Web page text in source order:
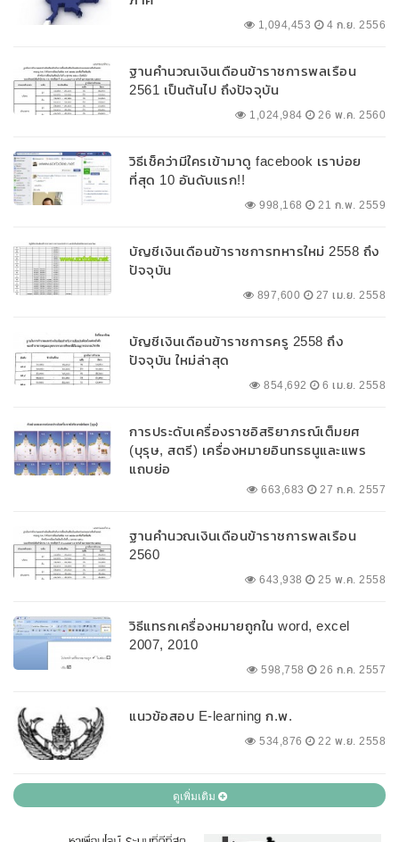
1,094,453 4 ก.ย. 2556
ฐานคำนวณเงินเดือนข้าราชการพลเรือน
2561 เป็นต้นไป ถึงปัจจุบัน
1,024,984 26 พ.ค. 2560
วิธีเช็คว่ามีใครเข้ามาดู facebook เราบ่อย
ที่สุด 10 อันดับแรก!!
998,168 21 ก.พ. 2559
บัญชีเงินเดือนข้าราชการทหารใหม่ 2558 ถึง
ปัจจุบัน
897,600 27 เม.ย. 2558
บัญชีเงินเดือนข้าราชการครู 2558 ถึง
ปัจจุบัน ใหม่ล่าสุด
854,692 6 เม.ย. 2558
การประดับเครื่องราชอิสริยาภรณ์เต็มยศ
(บุรุษ, สตรี) เครื่องหมายอินทรธนูและแพร
แถบย่อ
663,683 27 ก.ค. 2557
ฐานคำนวณเงินเดือนข้าราชการพลเรือน
2560
643,938 25 พ.ค. 2558
วิธีแทรกเครื่องหมายถูกใน word, excel
2007, 2010
598,758 26 ก.ค. 2557
แนวข้อสอบ E-learning ก.พ.
534,876 22 พ.ย. 2558
ดูเพิ่มเติม